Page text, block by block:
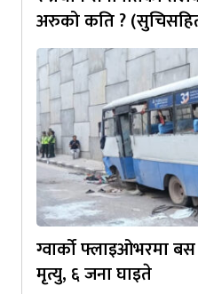
अरुको कति ?
ग्वार्को फ्लाइओभरमा
मृत्यु, ६ जना घाइते